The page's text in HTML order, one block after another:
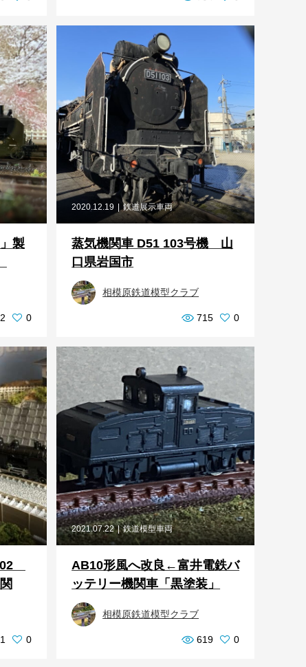
製
0
2020.12.19 鉄道展示車両
蒸気機関車 D51 103号機 山
口県岩国市
相模原鉄道模型クラブ
715 0
0
2021.07.22 鉄道模型車両
AB10形風へ改良←富井電鉄バ
ッテリー機関車「黒塗装」
相模原鉄道模型クラブ
619 0